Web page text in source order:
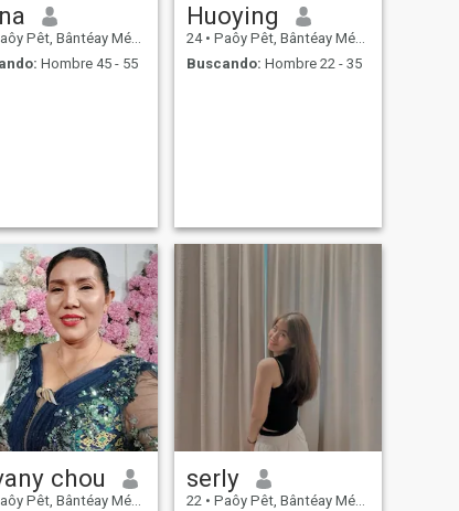
Pêt, Bântéay Méan Cheăy, Cambolla
Hombre 45 - 55
Huoying
24 • Paôy Pêt, Bântéay Méan Cheăy, Cambolla
Buscando: Hombre 22 - 35
chou
Pêt, Bântéay Méan Cheăy, Cambolla
serly
22 • Paôy Pêt, Bântéay Méan Cheăy, Cambolla